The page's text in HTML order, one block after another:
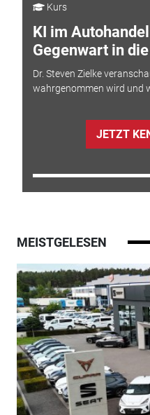
Kurs
KI im
Gegenwart in
Dr. Steven Zielke
wahrgenommen wird und
JETZT
MEISTGELESEN